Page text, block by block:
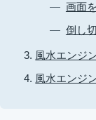
画面
倒し
風水エンジ
風水エンジ